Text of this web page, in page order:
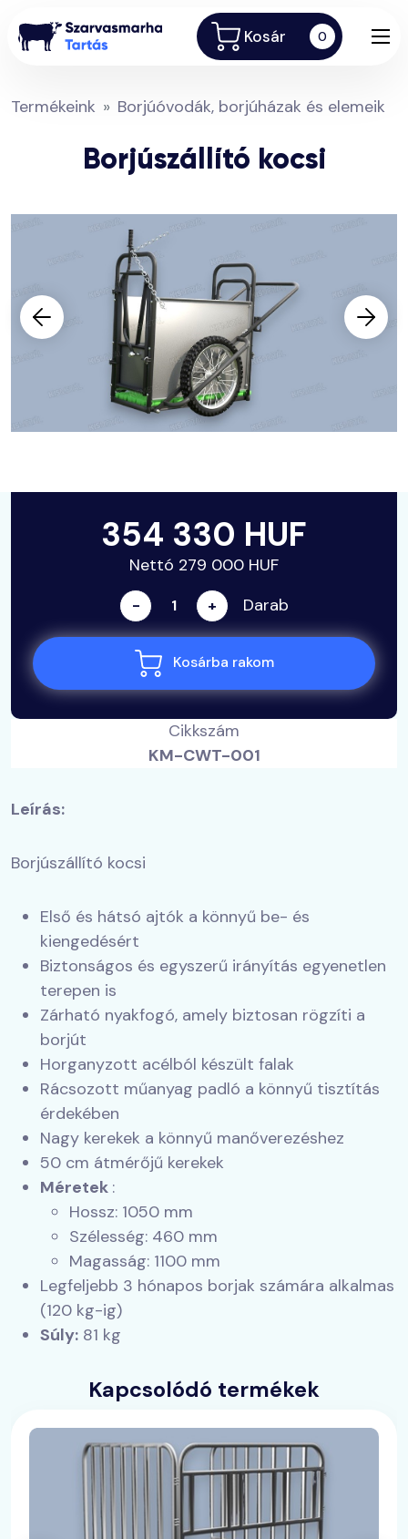
Kosár 0
Termékeink Borjúóvodák, borjúházak és elemeik
Borjúszállító kocsi
354 330 HUF
Nettó 279 000 HUF
- + Darab
Kosárba rakom
Cikkszám
KM-CWT-001
Leírás:
Borjúszállító kocsi
Első és hátsó ajtók a könnyű be- és
kiengedésért
Biztonságos és egyszerű irányítás egyenetlen
terepen is
Zárható nyakfogó, amely biztosan rögzíti a
borjút
Horganyzott acélból készült falak
Rácsozott műanyag padló a könnyű tisztítás
érdekében
Nagy kerekek a könnyű manőverezéshez
50 cm átmérőjű kerekek
Méretek :
Hossz: 1050 mm
Szélesség: 460 mm
Magasság: 1100 mm
Legfeljebb 3 hónapos borjak számára alkalmas
(120 kg-ig)
Súly: 81 kg
Kapcsolódó termékek